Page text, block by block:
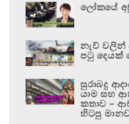
ලෝකයේ
නැව් වලින්
පටු දෙයක්
සුරාබදු
යාම සහ
කතාව –
හිටපු මානව